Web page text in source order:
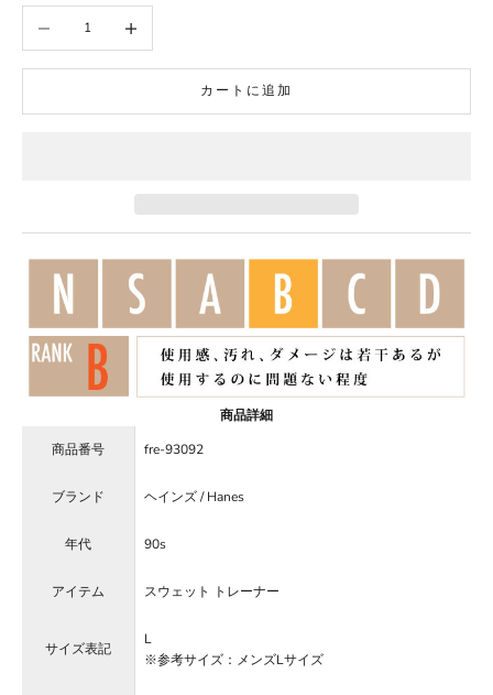
カートに追加
商品詳細
商品番号
fre-93092
ブランド ヘインズ / Hanes
年代 90s
アイテム スウェット トレーナー
サイズ表記
L
※参考サイズ：メンズLサイズ